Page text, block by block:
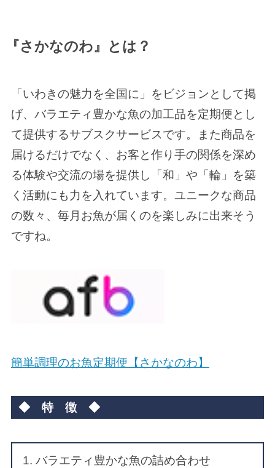
『さかなのわ』とは？
「いわきの魅力を全国に」をビジョンとして掲
げ、バラエティ豊かな魚の加工品を定期便とし
て提供するサブスクサービスです。また商品を
届けるだけでなく、お客と作り手の関係を深め
る体験や交流の場を提供し「和」や「輪」を築
く活動にも力を入れています。ユニークな商品
の数々、毎月お魚が届くのを楽しみに出来そう
ですね。
簡単調理のお魚定期便【さかなのわ】
◆ 特 徴 ◆
バラエティ豊かな魚の詰め合わせ